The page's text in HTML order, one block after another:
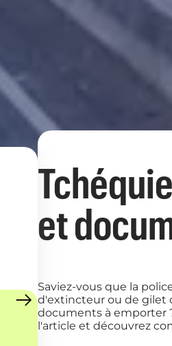
et
Saviez-vous que la
d'extincteur ou de gilet
documents à emporter
l'article et découvrez